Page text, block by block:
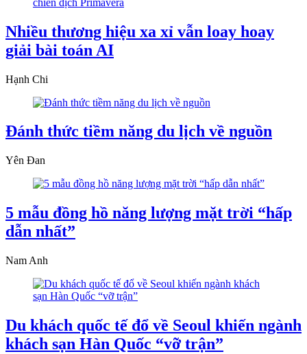
Nhiều thương hiệu xa xỉ vẫn loay hoay
giải bài toán AI
Hạnh Chi
Đánh thức tiềm năng du lịch về nguồn
Yên Đan
5 mẫu đồng hồ năng lượng mặt trời “hấp
dẫn nhất”
Nam Anh
Du khách quốc tế đổ về Seoul khiến ngành
khách sạn Hàn Quốc “vỡ trận”